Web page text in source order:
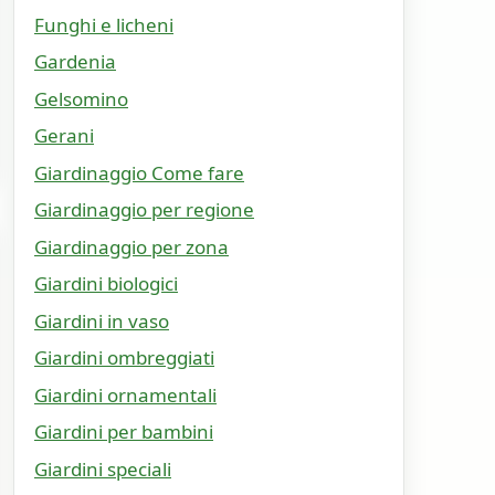
Funghi e licheni
Gardenia
Gelsomino
Gerani
Giardinaggio Come fare
Giardinaggio per regione
Giardinaggio per zona
Giardini biologici
Giardini in vaso
Giardini ombreggiati
Giardini ornamentali
Giardini per bambini
Giardini speciali